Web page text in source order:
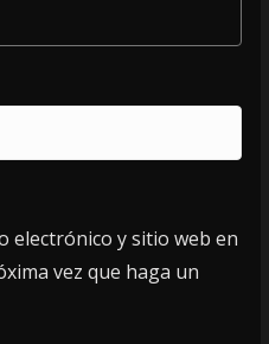
electrónico y sitio web en
vez que haga un